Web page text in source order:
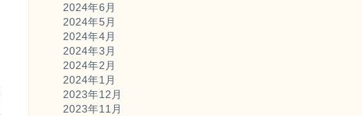
2024年6月
2024年5月
2024年4月
2024年3月
2024年2月
2024年1月
2023年12月
2023年11月